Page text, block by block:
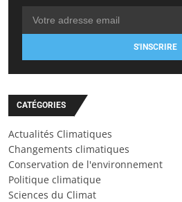
S'INSCRIRE
CATÉGORIES
Actualités Climatiques
Changements climatiques
Conservation de l'environnement
Politique climatique
Sciences du Climat